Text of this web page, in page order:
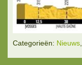
Categorieën: Nieuws